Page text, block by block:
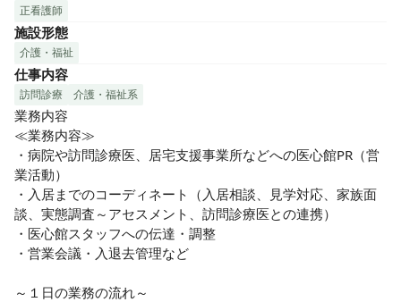
正看護師
施設形態
介護・福祉
仕事内容
訪問診療 介護・福祉系
業務内容
≪業務内容≫
・病院や訪問診療医、居宅支援事業所などへの医心館PR（営
業活動）
・入居までのコーディネート（入居相談、見学対応、家族面
談、実態調査～アセスメント、訪問診療医との連携）
・医心館スタッフへの伝達・調整
・営業会議・入退去管理など
～１日の業務の流れ～